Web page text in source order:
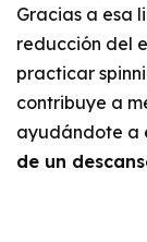
Gracias a esa
reducción del
practicar
contribuye a
ayudándote a
de un